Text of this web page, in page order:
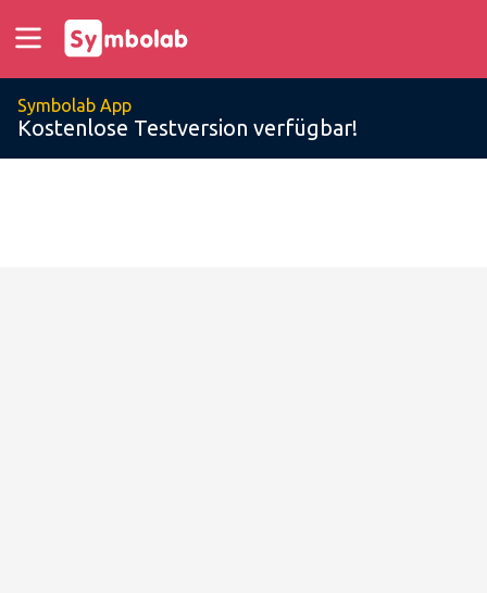
Symbolab App
Kostenlose Testversion verfügbar!